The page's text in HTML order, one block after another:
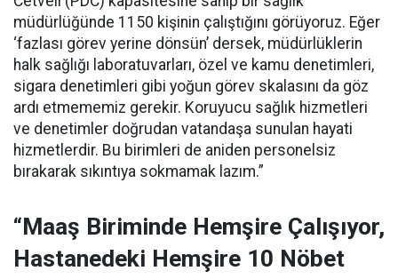
müdürlüğünde 1150 kişinin çalıştığını görüyoruz. Eğer
‘fazlası görev yerine dönsün’ dersek, müdürlüklerin
halk sağlığı laboratuvarları, özel ve kamu denetimleri,
sigara denetimleri gibi yoğun görev skalasını da göz
ardı etmememiz gerekir. Koruyucu sağlık hizmetleri
ve denetimler doğrudan vatandaşa sunulan hayati
hizmetlerdir. Bu birimleri de aniden personelsiz
bırakarak sıkıntıya sokmamak lazım.”
“Maaş Biriminde Hemşire Çalışıyor,
Hastanedeki Hemşire 10 Nöbet